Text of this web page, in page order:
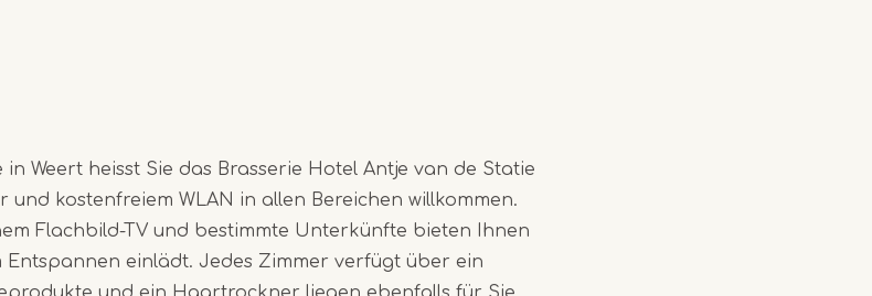
in Weert heisst Sie das Brasserie Hotel Antje van de Statie
und kostenfreiem WLAN in allen Bereichen willkommen.
Flachbild-TV und bestimmte Unterkünfte bieten Ihnen
Entspannen einlädt. Jedes Zimmer verfügt über ein